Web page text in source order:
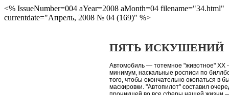
<% IssueNumber=004 aYear=2008 aMonth=04 filename="34.html"
currentdate="Апрель, 2008 № 04 (169)" %>
ПЯТЬ ИСКУШЕНИЙ
Автомобиль — тотемное "животное" XX -
минимум, наскальные росписи по
того, чтобы окончательно окопаться в
маскировки. "Автопилот" составил